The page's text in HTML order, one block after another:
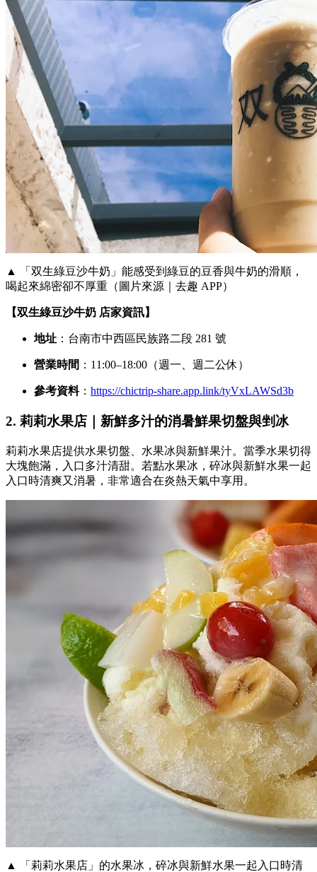
▲ 「双生綠豆沙牛奶」能感受到綠豆的豆香與牛奶的滑順，
喝起來綿密卻不厚重（圖片來源｜去趣 APP）
【双生綠豆沙牛奶 店家資訊】
地址 ：台南市中西區民族路二段 281 號
營業時間 ：11:00–18:00（週一、週二公休）
參考資料： https://chictrip-share.app.link/tyVxLAWSd3b
2. 莉莉水果店｜新鮮多汁的消暑鮮果切盤與剉冰
莉莉水果店提供水果切盤、水果冰與新鮮果汁。當季水果切得
大塊飽滿，入口多汁清甜。若點水果冰，碎冰與新鮮水果一起
入口時清爽又消暑，非常適合在炎熱天氣中享用。
▲ 「莉莉水果店」的水果冰，碎冰與新鮮水果一起入口時清